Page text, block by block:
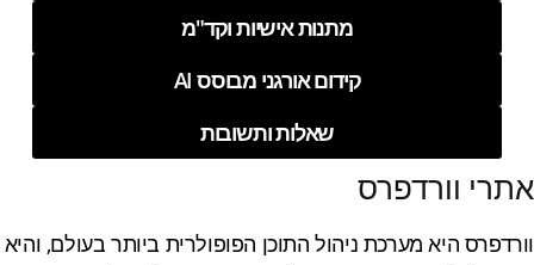
מתנות אישיות וקד"מ
קידום אורגני מבוסס AI
שאלות ותשובות
אתרי וורדפרס
וורדפרס היא מערכת ניהול התוכן הפופולרית ביותר בעולם, והיא